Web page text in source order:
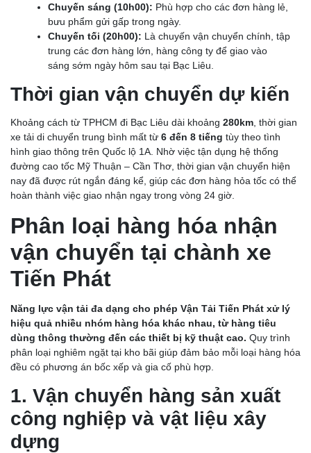
Chuyến sáng (10h00): Phù hợp cho các đơn hàng lẻ,
bưu phẩm gửi gấp trong ngày.
Chuyến tối (20h00): Là chuyến vận chuyển chính, tập
trung các đơn hàng lớn, hàng công ty để giao vào
sáng sớm ngày hôm sau tại Bạc Liêu.
Thời gian vận chuyển dự kiến
Khoảng cách từ TPHCM đi Bạc Liêu dài khoảng 280km , thời gian
xe tải di chuyển trung bình mất từ 6 đến 8 tiếng tùy theo tình
hình giao thông trên Quốc lộ 1A. Nhờ việc tận dụng hệ thống
đường cao tốc Mỹ Thuận – Cần Thơ, thời gian vận chuyển hiện
nay đã được rút ngắn đáng kể, giúp các đơn hàng hỏa tốc có thể
hoàn thành việc giao nhận ngay trong vòng 24 giờ.
Phân loại hàng hóa nhận
vận chuyển tại chành xe
Tiến Phát
Năng lực vận tải đa dạng cho phép Vận Tải Tiến Phát xử lý
hiệu quả nhiều nhóm hàng hóa khác nhau, từ hàng tiêu
dùng thông thường đến các thiết bị kỹ thuật cao. Quy trình
phân loại nghiêm ngặt tại kho bãi giúp đảm bảo mỗi loại hàng hóa
đều có phương án bốc xếp và gia cố phù hợp.
1. Vận chuyển hàng sản xuất
công nghiệp và vật liệu xây
dựng